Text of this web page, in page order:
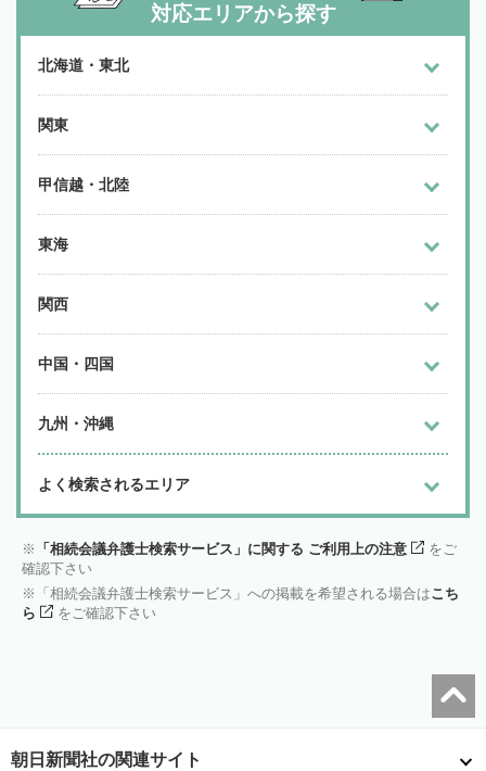
対応エリアから探す
北海道・東北
関東
甲信越・北陸
東海
関西
中国・四国
九州・沖縄
よく検索されるエリア
「相続会議弁護士検索サービス」に関する ご利用上の注意
をご
確認下さい
「相続会議弁護士検索サービス」への掲載を希望される場合はこち
ら
をご確認下さい
朝日新聞社の関連サイト